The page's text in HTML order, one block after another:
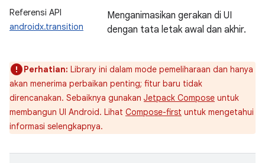
Referensi API
androidx.transition
Menganimasikan gerakan di UI
dengan tata letak awal dan akhir.
Perhatian: Library ini dalam mode pemeliharaan dan hanya
akan menerima perbaikan penting; fitur baru tidak
direncanakan. Sebaiknya gunakan Jetpack Compose untuk
membangun UI Android. Lihat Compose-first untuk mengetahui
informasi selengkapnya.